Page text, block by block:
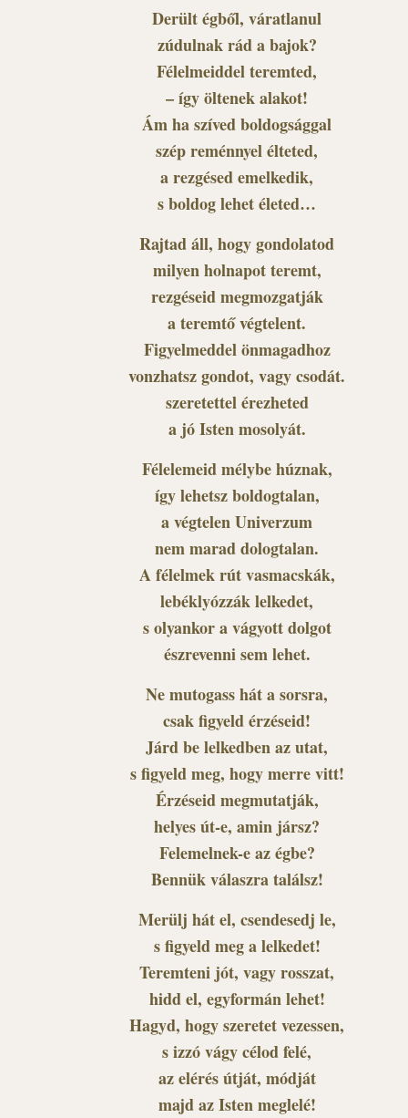
Derült égből, váratlanul
zúdulnak rád a bajok?
Félelmeiddel teremted,
– így öltenek alakot!
Ám ha szíved boldogsággal
szép reménnyel élteted,
a rezgésed emelkedik,
s boldog lehet életed…
Rajtad áll, hogy gondolatod
milyen holnapot teremt,
rezgéseid megmozgatják
a teremtő végtelent.
Figyelmeddel önmagadhoz
vonzhatsz gondot, vagy csodát.
szeretettel érezheted
a jó Isten mosolyát.
Félelemeid mélybe húznak,
így lehetsz boldogtalan,
a végtelen Univerzum
nem marad dologtalan.
A félelmek rút vasmacskák,
lebéklyózzák lelkedet,
s olyankor a vágyott dolgot
észrevenni sem lehet.
Ne mutogass hát a sorsra,
csak figyeld érzéseid!
Járd be lelkedben az utat,
s figyeld meg, hogy merre vitt!
Érzéseid megmutatják,
helyes út-e, amin jársz?
Felemelnek-e az égbe?
Bennük válaszra találsz!
Merülj hát el, csendesedj le,
s figyeld meg a lelkedet!
Teremteni jót, vagy rosszat,
hidd el, egyformán lehet!
Hagyd, hogy szeretet vezessen,
s izzó vágy célod felé,
az elérés útját, módját
majd az Isten meglelé!